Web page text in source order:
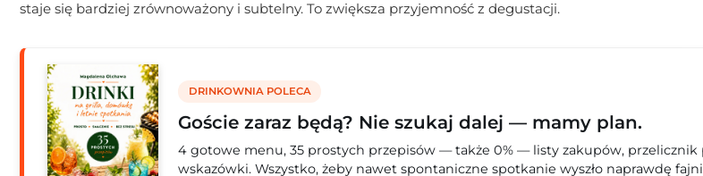
staje się bardziej zrównoważony i subtelny. To zwiększa przyjemność z degustacji.
DRINKOWNIA POLECA
Goście zaraz będą? Nie szukaj dalej — mamy plan.
4 gotowe menu, 35 prostych przepisów — także 0% — listy zakupów, przelicznik
wskazówki. Wszystko, żeby nawet spontaniczne spotkanie wyszło naprawdę